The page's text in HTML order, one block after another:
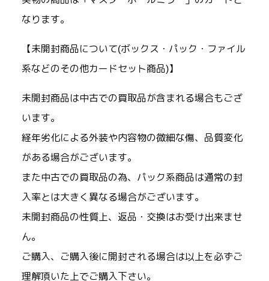
なります。
【未開封商品について(ボックス・パック・ファイル
系などのその他カードセット商品)】
未開封商品は中古での買取品が含まれる場合もござ
います。
経年劣化による外装や内容物の微細な傷、品質変化
がある場合がございます。
また中古での買取品の為、パック系商品は通常の封
入率とは大きく異なる場合がございます。
未開封商品の性質上、返品・交換はお受け出来ませ
ん。
ご購入、ご購入後に開封される場合は以上を必ずご
理解頂いた上でご購入下さい。